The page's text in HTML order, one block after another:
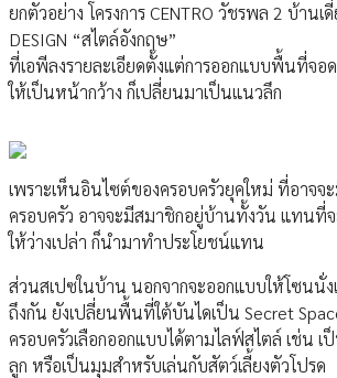
ยกตัวอย่าง โครงการ CENTRO วัชรพล 2 บ้านเ
DESIGN “สไตล์อังกฤษ”
ที่เอพีลงรายละเอียดตั้งแต่การออกแบบพื้นที่จ
ให้เป็นหน้ากว้าง ก็เปลี่ยนมาเป็นแนวลึก
เพราะเห็นอินไซต์ของครอบครัวยุคใหม่ ที่อาจจ
ครอบครัว อาจจะมีสมาชิกอยู่บ้านทั้งวัน แทนที่
ให้ว่างเปล่า ก็นำมาทำประโยชน์แทน
ส่วนสเปซในบ้าน นอกจากจะออกแบบให้โซนนั่ง
ถึงกัน ยังเปลี่ยนพื้นที่ใต้บันไดเป็น Secret
ครอบครัวเลือกออกแบบได้ตามไลฟ์สไตล์ เช่น
ลูก หรือเป็นมุมสำหรับเล่นกับสัตว์เลี้ยงตัวโปรด